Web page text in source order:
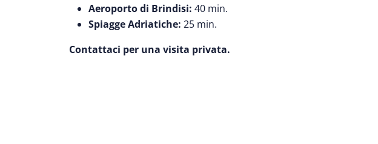
Aeroporto di Brindisi: 40 min.
Spiagge Adriatiche: 25 min.
Contattaci per una visita privata.